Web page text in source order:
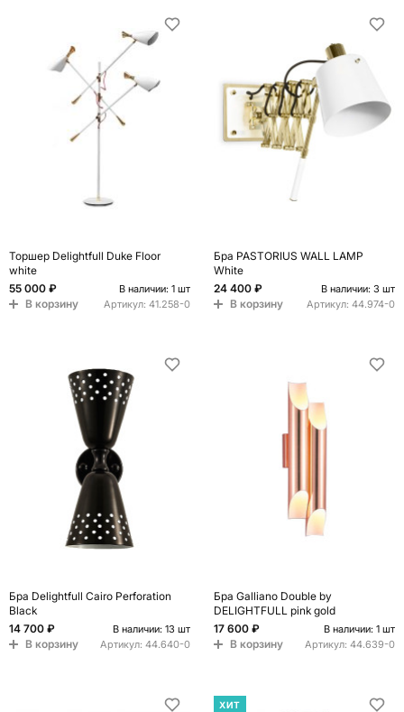
Торшер Delightfull Duke Floor
white
55 000 ₽
В наличии: 1 шт
В корзину Артикул: 41.258-0
Бра PASTORIUS WALL LAMP
White
24 400 ₽
В наличии: 3 шт
В корзину Артикул: 44.974-0
Бра Delightfull Cairo Perforation
Black
14 700 ₽
В наличии: 13 шт
В корзину Артикул: 44.640-0
Бра Galliano Double by
DELIGHTFULL pink gold
17 600 ₽
В наличии: 1 шт
В корзину Артикул: 44.639-0
ХИТ